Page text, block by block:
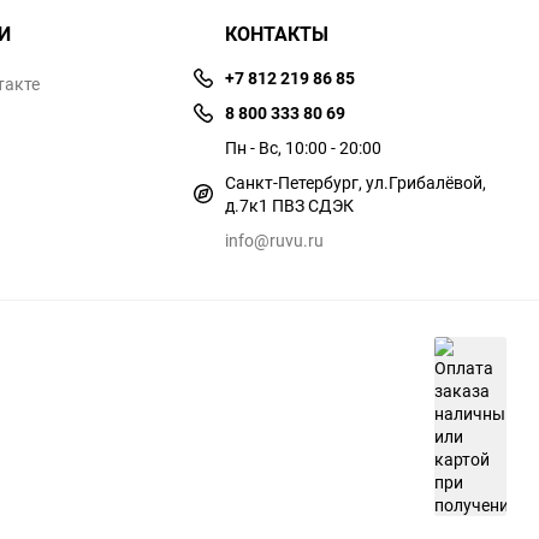
КОНТАКТЫ
+7 812 219 86 85
8 800 333 80 69
Пн - Вс, 10:00 - 20:00
Санкт-Петербург, ул.​​Грибалёвой,
д.7к1 ПВЗ СДЭК
info@ruvu.ru